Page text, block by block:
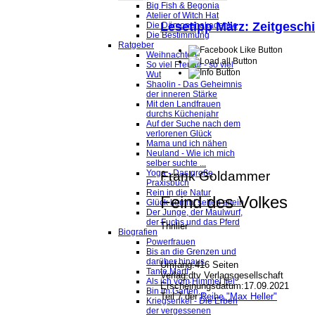
Big Fish & Begonia
Atelier of Witch Hat
Die Dämonenakademie
Die Bestimmung
Ratgeber
Weihnachten
So viel Freude - so viel
Wut
Shaolin - Das Geheimnis
der inneren Stärke
Mit den Landfrauen
durchs Küchenjahr
Auf der Suche nach dem
verlorenen Glück
Mama und ich nähen
Neuland - Wie ich mich
selber suchte ...
Yoga - Das große
Praxisbuch
Rein in die Natur
Glück kommt selten allein
Der Junge, der Maulwurf,
der Fuchs und das Pferd
Biografien
Powerfrauen
Bis an die Grenzen und
darüber hinaus
Tante Martl
Als ich vom Himmel fiel
Bin im Garten...
Kriegsenkel - Die Erben
der vergessenen
Lesetipp März:
Frank Goldammer
Feind des Volkes
Thriller
Umfang:416 Seiten
Verlag:dtv Verlagsgesellschaft
Erscheinungsdatum:17.09.2021
Teil 7 derReihe "Max Heller"